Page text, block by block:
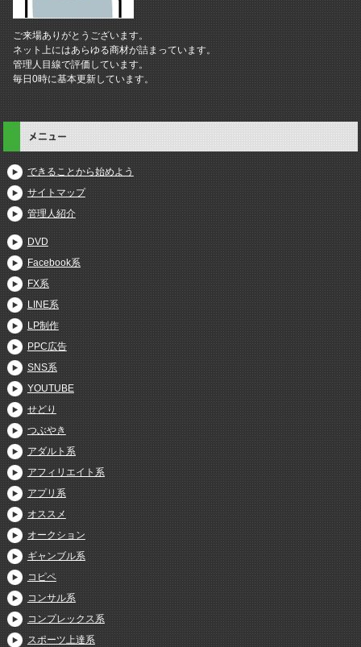
ご来場ありがとうございます。
ネット上にはあらゆる商材が詰まっています。
管理人目線で評価しています。
毎日0時に基本更新しています。
メニュー
できることから始めよう
サイトマップ
管理人紹介
DVD
Facebook系
FX系
LINE系
LP制作
PPC広告
SNS系
YOUTUBE
せどり
つぶやき
アダルト系
アフィリエイト系
アプリ系
オススメ
オークション
ギャンブル系
コピペ
コンサル系
コンプレックス系
スポーツ上達系